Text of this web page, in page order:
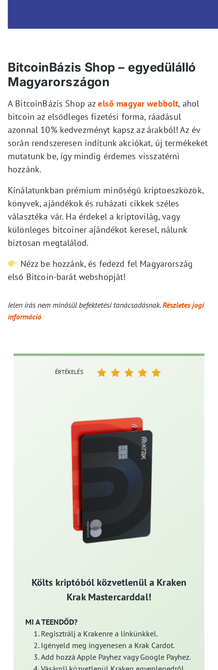
BitcoinBázis Shop – egyedülálló
Magyarországon
A BitcoinBázis Shop azelső magyar webbolt, ahol
bitcoin az elsődleges fizetési forma, ráadásul
azonnal 10% kedvezményt kapsz az árakból! Az év
során rendszeresen indítunk akciókat, új termékeket
mutatunk be, így mindig érdemes visszatérni
hozzánk.
Kínálatunkban prémium minőségű kriptoeszközök,
könyvek, ajándékok és ruházati cikkek széles
választéka vár. Ha érdekel a kriptovilág, vagy
különleges bitcoiner ajándékot keresel, nálunk
biztosan megtalálod.
Nézz be hozzánk, és fedezd fel Magyarország
első Bitcoin-barát webshopját!
Jelen írás nem minősül befektetési tanácsadásnak.Részletes jogi
információ
Költs kriptóból közvetlenül a Kraken
Krak Mastercarddal!
MI A TEENDŐD?
Regisztrálj a Krakenre a linkünkkel.
Igényeld meg ingyenesen a Krak Cardot.
Add hozzá Apple Payhez vagy Google Payhez.
ÉRTÉKELÉS